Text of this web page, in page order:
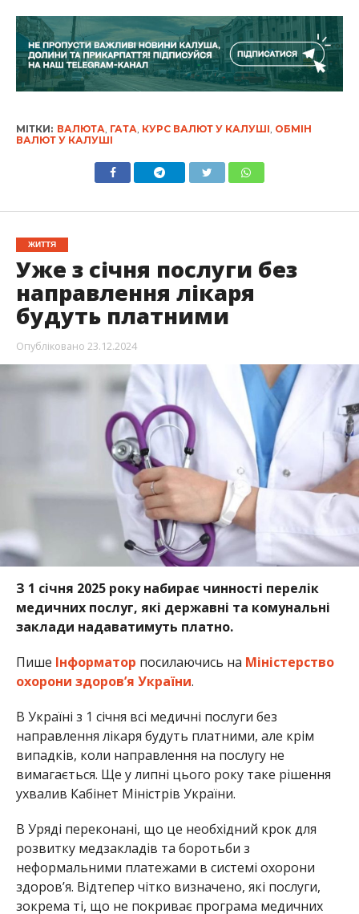
МІТКИ: ВАЛЮТА ГАТА КУРС ВАЛЮТ У КАЛУШІ ОБМІН
ВАЛЮТ У КАЛУШІ
ЖИТТЯ
Уже з січня послуги без
направлення лікаря
будуть платними
Опубліковано 23.12.2024
З 1 січня 2025 року набирає чинності перелік
медичних послуг, які державні та комунальні
заклади надаватимуть платно.
Пише Інформатор посилаючись на Міністерство
охорони здоров’я України.
В Україні з 1 січня всі медичні послуги без
направлення лікаря будуть платними, але крім
випадків, коли направлення на послугу не
вимагається. Ще у липні цього року таке рішення
ухвалив Кабінет Міністрів України.
В Уряді переконані, що це необхідний крок для
розвитку медзакладів та боротьби з
неформальними платежами в системі охорони
здоровʼя. Відтепер чітко визначено, які послуги,
зокрема ті, що не покриває програма медичних